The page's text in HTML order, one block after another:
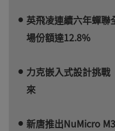
英飛凌連續六年蟬
場份額達12.8%
力克嵌入式設計挑
來
新唐推出NuMicro